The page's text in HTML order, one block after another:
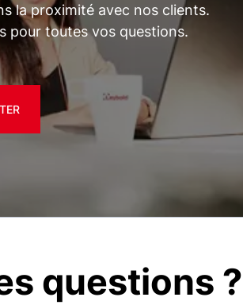
la proximité avec nos clients.
pour toutes vos questions.
questions ?